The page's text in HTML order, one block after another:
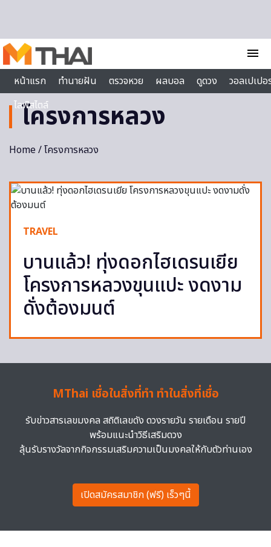
menu
หน้าแรก
ทำนายฝัน ตรวจหวย ผลบอล ดูดวง
วอลเปเป
ไลฟ์สไตล์
โครงการหลวง
Home/ โครงการหลวง
TRAVEL
บานแล้ว! ทุ่งดอกไฮเดรนเยีย
โครงการหลวงขุนแปะ งดงาม
ดั่งต้องมนต์
MThai เชื่อในสิ่งที่ทำ ทำในสิ่งที่เชื่อ
รับข่าวสารเลขมงคล สถิติเลขดัง ดวงรายวัน รายเดือน รายปี
พร้อมแนะนำวิธีเสริมดวง
ลุ้นรับรางวัลจากกิจกรรมเสริมความเป็นมงคลให้กับตัวท่านเอง
เปิดสมัครสมาชิก (ฟรี) เร็วๆนี้